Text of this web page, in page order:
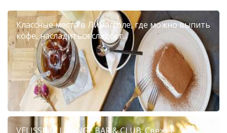
Классные места в Лимассоле, где можно выпить
кофе, насладиться сладост...
VELISSIMA LOUNGE BAR & CLUB: Свежее